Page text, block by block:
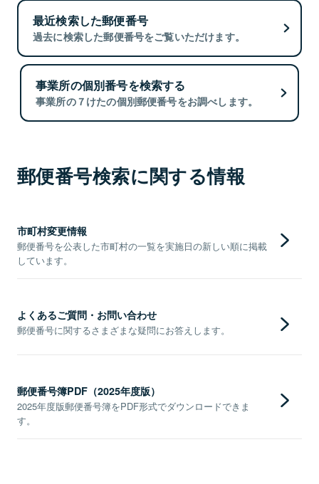
最近検索した郵便番号
過去に検索した郵便番号をご覧いただけます。
事業所の個別番号を検索する
事業所の７けたの個別郵便番号をお調べします。
郵便番号検索に関する情報
市町村変更情報
郵便番号を公表した市町村の一覧を実施日の新しい順に掲載
しています。
よくあるご質問・お問い合わせ
郵便番号に関するさまざまな疑問にお答えします。
郵便番号簿PDF（2025年度版）
2025年度版郵便番号簿をPDF形式でダウンロードできま
す。